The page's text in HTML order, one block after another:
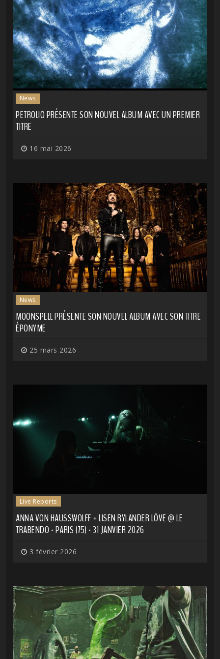
News
PETROLIO PRÉSENTE SON NOUVEL ALBUM AVEC UN PREMIER
TITRE
16 mai 2026
News
MOONSPELL PRÉSENTE SON NOUVEL ALBUM AVEC SON TITRE
ÉPONYME
25 mars 2026
Live Reports
ANNA VON HAUSSWOLFF + LISEN RYLANDER LÖVE @ LE
TRABENDO - PARIS (75) - 31 JANVIER 2026
3 février 2026